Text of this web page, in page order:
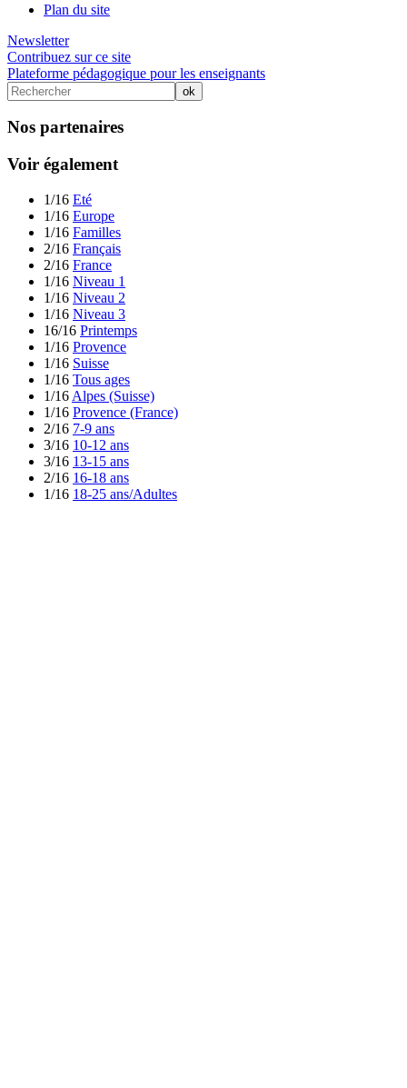
Plan du site
Newsletter
Contribuez sur ce site
Plateforme pédagogique pour les enseignants
Nos partenaires
Voir également
1/16 Eté
1/16 Europe
1/16 Familles
2/16 Français
2/16 France
1/16 Niveau 1
1/16 Niveau 2
1/16 Niveau 3
16/16 Printemps
1/16 Provence
1/16 Suisse
1/16 Tous ages
1/16 Alpes (Suisse)
1/16 Provence (France)
2/16 7-9 ans
3/16 10-12 ans
3/16 13-15 ans
2/16 16-18 ans
1/16 18-25 ans/Adultes